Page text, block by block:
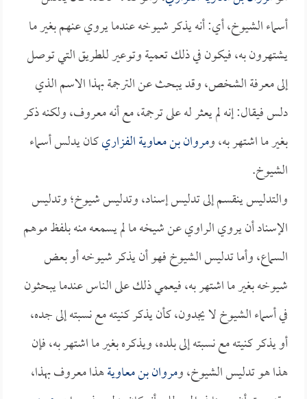
أسماء الشيوخ، أي: أنه يذكر شيوخه عندما يروي عنهم بغير ما
يشتهرون به، فيكون في ذلك تعمية وتوعير للطريق التي توصل
إلى معرفة الشخص، وقد يبحث عن الترجمة بهذا الاسم الذي
دلس فيقال: إنه لم يعثر له على ترجمة، مع أنه معروف، ولكنه ذكر
بغير ما اشتهر به، ومروان بن معاوية الفزاريكان يدلس أسماء
الشيوخ.
والتدليس ينقسم إلى تدليس إسناد، وتدليس شيوخ؛ وتدليس
الإسناد أن يروي الراوي عن شيخه ما لم يسمعه منه بلفظ موهم
السماع، وأما تدليس الشيوخ فهو أن يذكر شيوخه أو بعض
شيوخه بغير ما اشتهر به، فيعمي ذلك على الناس عندما يبحثون
في أسماء الشيوخ لا يجدون، كأن يذكر كنيته مع نسبته إلى جده،
أو يذكر كنيته مع نسبته إلى بلده، ويذكره بغير ما اشتهر به، فإن
هذا هو تدليس الشيوخ، ومروان بن معاويةهذا معروف بهذا،